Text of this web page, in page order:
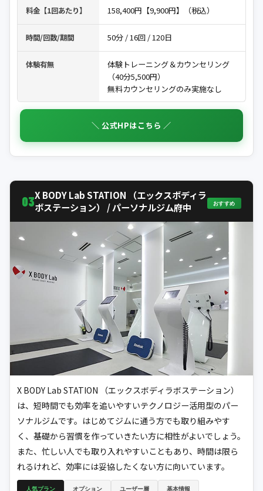
料金【1回あたり】 158,400円【9,900円】（税込）
時間/回数/期間 50分 / 16回 / 120日
体験有無
体験トレーニング＆カウンセリング
（40分5,500円）
無料カウンセリングのみ実施なし
＼ 公式HPはこちら ／
03X BODY Lab STATION （エックスボディラ
ボステーション） / パーソナルジム府中
おすすめ
X BODY Lab STATION （エックスボディラボステーション）
は、短時間でも効率を追いやすいテクノロジー活用型のパー
ソナルジムです。はじめてジムに通う方でも取り組みやす
く、基礎から習慣を作っていきたい方に相性がよいでしょう。
また、忙しい人でも取り入れやすいこともあり、時間は限ら
れるけれど、効率には妥協したくない方に向いています。
人気プラン オプション ユーザー層 基本情報